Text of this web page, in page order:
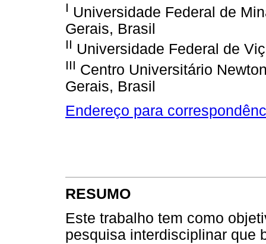
I Universidade Federal de
Gerais, Brasil
II Universidade Federal de
III Centro Universitário
Gerais, Brasil
Endereço para
RESUMO
Este trabalho tem como
pesquisa interdisciplinar que